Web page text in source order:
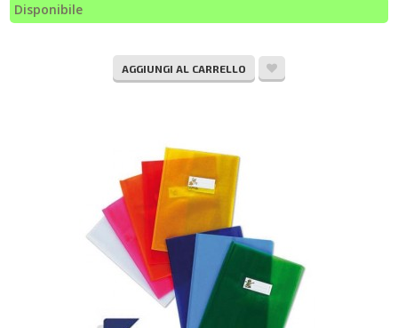
Disponibile
AGGIUNGI AL CARRELLO